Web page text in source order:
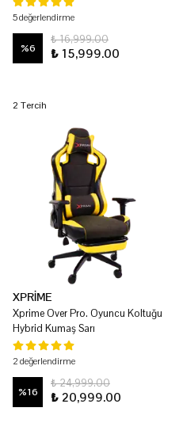
5 değerlendirme
%6
₺ 16,999.00
₺ 15,999.00
2 Tercih
XPRİME
Xprime Over Pro. Oyuncu Koltuğu
Hybrid Kumaş Sarı
2 değerlendirme
%16
₺ 24,999.00
₺ 20,999.00